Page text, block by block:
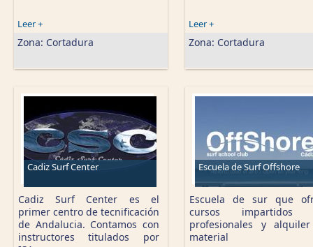
Leer +
Zona: Cortadura
Leer +
Zona: Cortadura
Cadiz Surf Center
Cadiz Surf Center es el
primer centro de tecnificación
de Andalucia. Contamos con
instructores titulados por
Escuela de Surf Offshore
Escuela de sur que
cursos impartidos
profesionales y
material